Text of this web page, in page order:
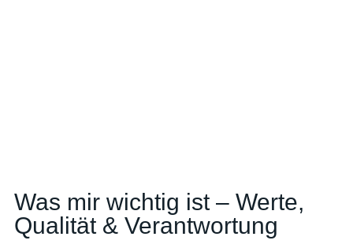
Was mir wichtig ist – Werte,
Qualität & Verantwortung